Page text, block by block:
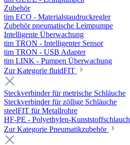
Zubehör
tim ECO - Materialstaudruckregler
Zubehör pneumatische Leimpumpe
Intelligente Überwachung
tim TRON - Intelligenter Sensor
tim TRON - USB Adapter
tim LINK - Pumpen Überwachung
Zur Kategorie fluidFIT
Steckverbinder für metrische Schläuche
Steckverbinder für zöllige Schläuche
steelFIT für Metallrohre
HF-PE - Polyethylen-Kunststoffschlauch
Zur Kategorie Pneumatikzubehör